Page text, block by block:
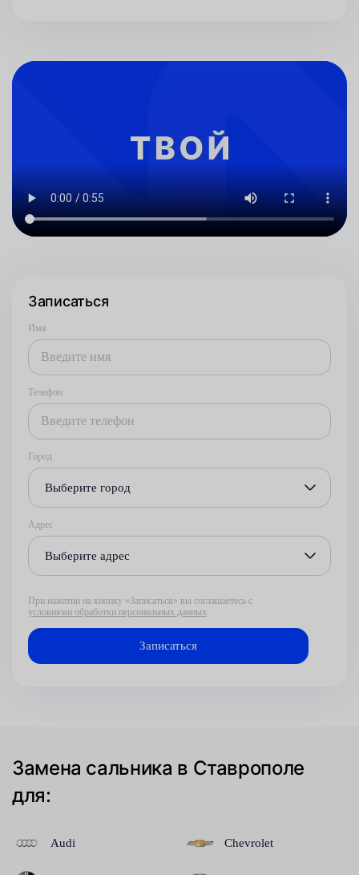
Записаться
Имя
Телефон
Город
Выберите город
Адрес
Выберите адрес
При нажатии на кнопку «Записаться» вы соглашаетесь с
условиями обработки персональных данных
Замена сальника в Ставрополе
для:
Audi Chevrolet